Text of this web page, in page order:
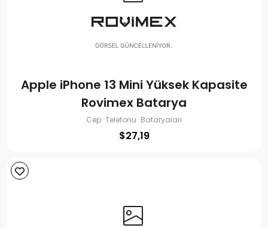
Apple iPhone 13 Mini Yüksek Kapasite
Rovimex Batarya
Cep Telefonu Bataryaları
$27,19